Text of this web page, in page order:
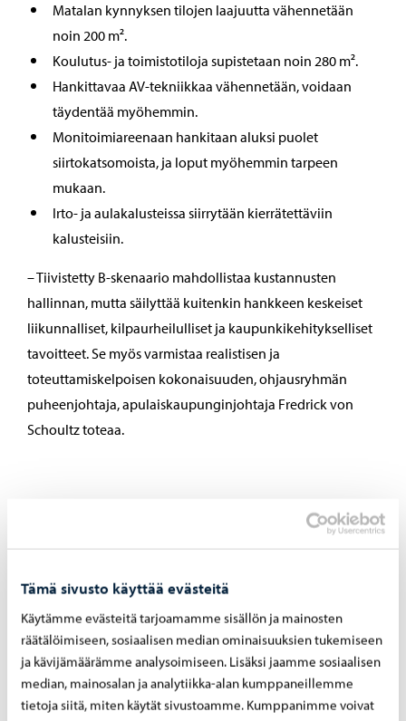
Tämä sivusto käyttää evästeitä
Käytämme evästeitä tarjoamamme sisällön ja mainosten
räätälöimiseen, sosiaalisen median ominaisuuksien tukemiseen
ja kävijämäärämme analysoimiseen. Lisäksi jaamme sosiaalisen
median, mainosalan ja analytiikka-alan kumppaneillemme
tietoja siitä, miten käytät sivustoamme. Kumppanimme voivat
Matalan kynnyksen tilojen laajuutta vähennetään
noin 200 m².
Koulutus- ja toimistotiloja supistetaan noin 280 m².
Hankittavaa AV-tekniikkaa vähennetään, voidaan
täydentää myöhemmin.
Monitoimiareenaan hankitaan aluksi puolet
siirtokatsomoista, ja loput myöhemmin tarpeen
mukaan.
Irto- ja aulakalusteissa siirrytään kierrätettäviin
kalusteisiin.
– Tiivistetty B-skenaario mahdollistaa kustannusten
hallinnan, mutta säilyttää kuitenkin hankkeen keskeiset
liikunnalliset, kilpaurheilulliset ja kaupunkikehitykselliset
tavoitteet. Se myös varmistaa realistisen ja
toteuttamiskelpoisen kokonaisuuden, ohjausryhmän
puheenjohtaja, apulaiskaupunginjohtaja Fredrick von
Schoultz toteaa.
Rakentamislupaa haettaisiin
skenaario B:n laajuudelle
Kaupunginhallitukselle esitetään lisäksi, että
Kokonniemen liikuntakeskuksen rakentaminen
käynnistettäisiin ohjausryhmän puoltamana vastaavan
viranhaltijan eli toimitilajohtajan päätöksellä, kun
tiivistetyn Bskenaarion jatkosuunnittelussa tarkennettu